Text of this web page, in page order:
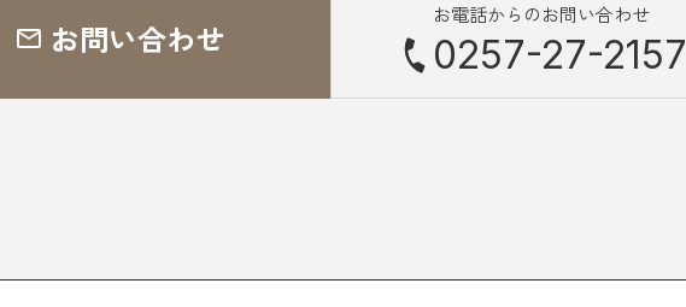
お問い合わせ
お電話からのお問い合わせ
0257-27-2157